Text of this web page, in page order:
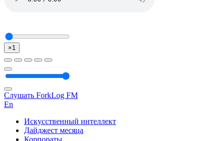
×1
Слушать ForkLog FM
En
Искусственный интеллект
Дайджест месяца
Корпораты